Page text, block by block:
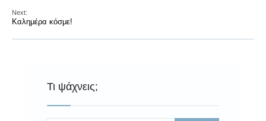
Next:
Καλημέρα κόσμε!
Τι ψάχνεις;